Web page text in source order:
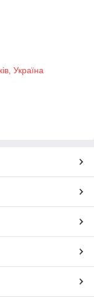
Україна